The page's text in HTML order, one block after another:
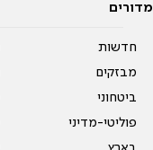
מדורים
חדשות
מבזקים
ביטחוני
פוליטי-מדיני